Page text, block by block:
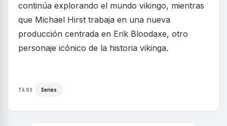
continúa explorando el mundo vikingo, mientras
que Michael Hirst trabaja en una nueva
producción centrada en Erik Bloodaxe, otro
personaje icónico de la historia vikinga.
TAGS Series